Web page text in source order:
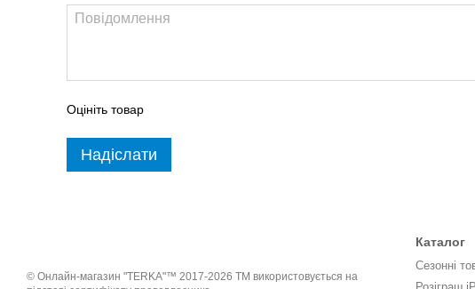
Оцініть товар
Надіслати
© Онлайн-магазин "TERKA"™ 2017-2026 ТМ використовується на
Каталог
Сезонні